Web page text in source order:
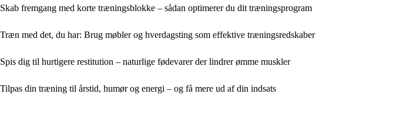
Skab fremgang med korte træningsblokke – sådan optimerer du dit træningsprogram
Træn med det, du har: Brug møbler og hverdagsting som effektive træningsredskaber
Spis dig til hurtigere restitution – naturlige fødevarer der lindrer ømme muskler
Tilpas din træning til årstid, humør og energi – og få mere ud af din indsats